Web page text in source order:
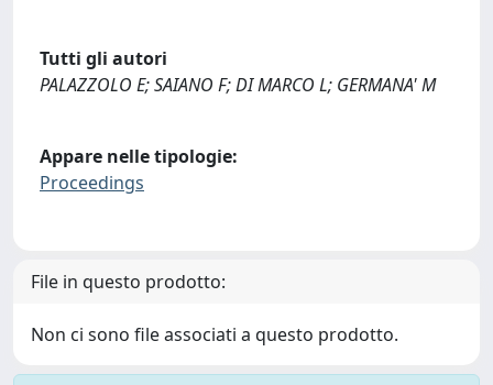
Tutti gli autori
PALAZZOLO E; SAIANO F; DI MARCO L; GERMANA' M
Appare nelle tipologie:
Proceedings
File in questo prodotto:
Non ci sono file associati a questo prodotto.